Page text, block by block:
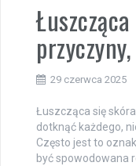
29 czerwca 2025
Łuszcząca się
dotknąć każdego,
Często jest to
być spowodowana